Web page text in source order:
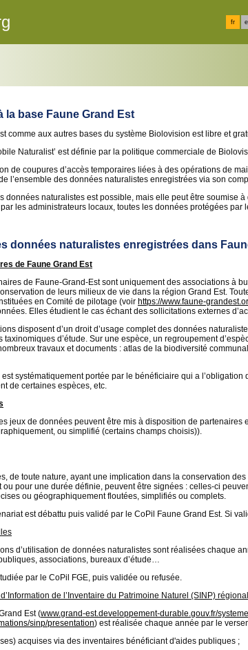
fr
la base Faune Grand Est
comme aux autres bases du système Biolovision est libre et
Naturalist’ est définie par la politique commerciale de
de coupures d’accès temporaires liées à des opérations de
l’ensemble des données naturalistes enregistrées via son
données naturalistes est possible, mais elle peut être soumise
les administrateurs locaux, toutes les données protégées par
données naturalistes enregistrées dans
de Faune Grand Est
de Faune-Grand-Est sont uniquement des associations à
de leurs milieux de vie dans la région Grand Est.
en Comité de pilotage (voir https://www.faune-
Elles étudient le cas échant des sollicitations externes
disposent d’un droit d’usage complet des données
taxinomiques d’étude. Sur une espèce, un regroupement
travaux et documents : atlas de la biodiversité
systématiquement portée par le bénéficiaire qui a
de certaines espèces, etc.
jeux de données peuvent être mis à disposition de
ou simplifié (certains champs choisis)).
de toute nature, ayant une implication dans la conservation
ou pour une durée définie, peuvent être signées : celles-ci
ou géographiquement floutées, simplifiés ou complets.
est débattu puis validé par le CoPil Faune Grand Est. Si
d’utilisation de données naturalistes sont réalisées chaque
associations, bureaux d’étude…
par le CoPil FGE, puis validée ou refusée.
de l’Inventaire du Patrimoine Naturel (SINP)
Est (www.grand-est.developpement-durable.gouv.fr/
sinp/presentation) est réalisée chaque année par le
acquises via des inventaires bénéficiant d'aides publiques ;